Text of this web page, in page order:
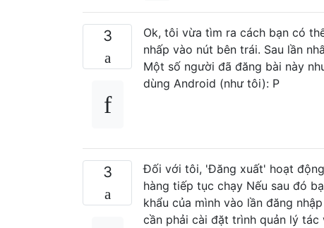
3
Ok, tôi vừa tìm ra cách bạn có
nhấp vào nút bên trái. Sau lần
Một số người đã đăng bài này
dùng Android (như tôi): P
3
Đối với tôi, 'Đăng xuất' hoạt
hàng tiếp tục chạy Nếu sau đó
khẩu của mình vào lần đăng
cần phải cài đặt trình quản lý